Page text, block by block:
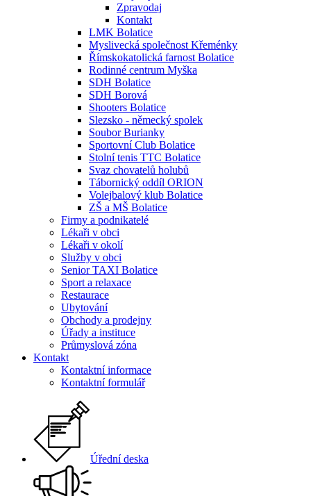
Zpravodaj
Kontakt
LMK Bolatice
Myslivecká společnost Křeménky
Římskokatolická farnost Bolatice
Rodinné centrum Myška
SDH Bolatice
SDH Borová
Shooters Bolatice
Slezsko - německý spolek
Soubor Burianky
Sportovní Club Bolatice
Stolní tenis TTC Bolatice
Svaz chovatelů holubů
Tábornický oddíl ORION
Volejbalový klub Bolatice
ZŠ a MŠ Bolatice
Firmy a podnikatelé
Lékaři v obci
Lékaři v okolí
Služby v obci
Senior TAXI Bolatice
Sport a relaxace
Restaurace
Ubytování
Obchody a prodejny
Úřady a instituce
Průmyslová zóna
Kontakt
Kontaktní informace
Kontaktní formulář
Úřední deska